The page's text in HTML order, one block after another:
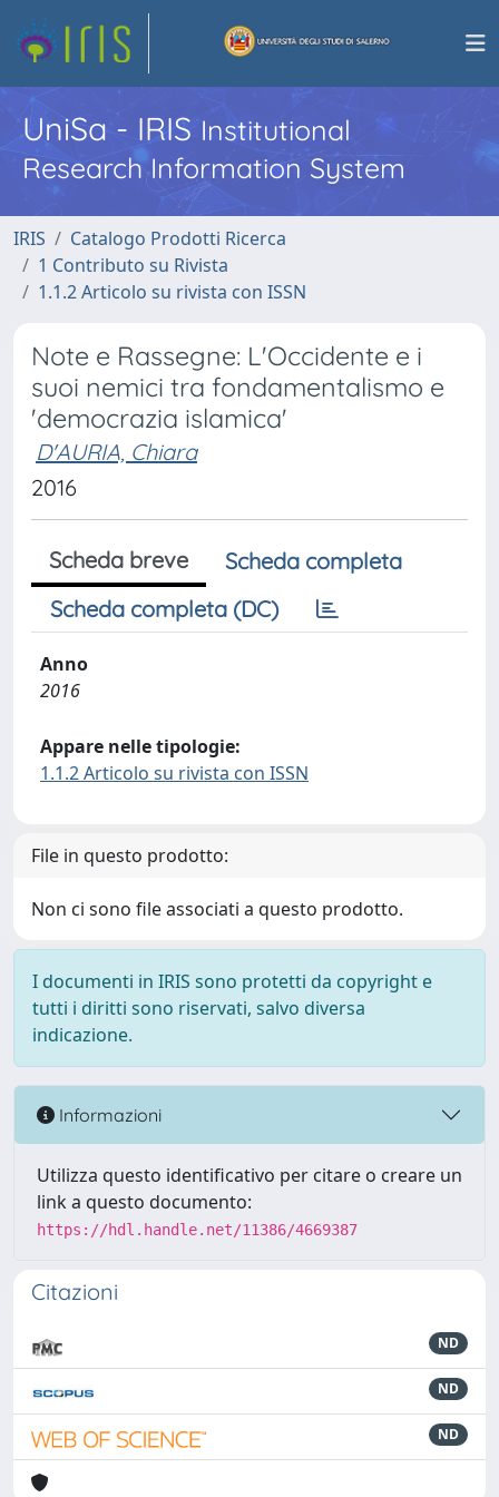
UniSa - IRISInstitutional
Research Information System
IRIS
Catalogo Prodotti Ricerca
1 Contributo su Rivista
1.1.2 Articolo su rivista con ISSN
Note e Rassegne: L'Occidente e i
suoi nemici tra fondamentalismo e
'democrazia islamica'
D'AURIA, Chiara
2016
Scheda breve
Scheda completa
Scheda completa (DC)
Anno
2016
Appare nelle tipologie:
1.1.2 Articolo su rivista con ISSN
File in questo prodotto:
Non ci sono file associati a questo prodotto.
I documenti in IRIS sono protetti da copyright e
tutti i diritti sono riservati, salvo diversa
indicazione.
Informazioni
Utilizza questo identificativo per citare o creare un
link a questo documento:
https://hdl.handle.net/11386/4669387
Citazioni
ND
ND
ND